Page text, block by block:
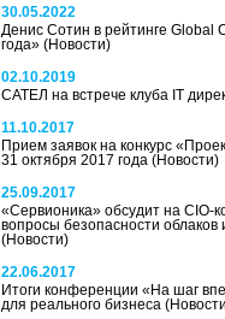
30.05.2022
Денис Сотин в рейтинге Global
года» (Новости)
02.10.2019
САТЕЛ на встрече клуба IT
11.10.2017
Прием заявок на конкурс
31 октября 2017 года (Новости)
25.09.2017
«Сервионика» обсудит на CIO-
вопросы безопасности облаков
(Новости)
22.06.2017
Итоги конференции «На шаг
для реального бизнеса